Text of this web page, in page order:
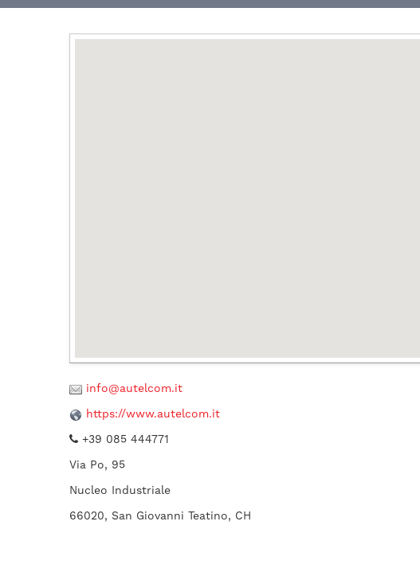
info@autelcom.it
https://www.autelcom.it
+39 085 444771
Via Po, 95
Nucleo Industriale
66020, San Giovanni Teatino, CH